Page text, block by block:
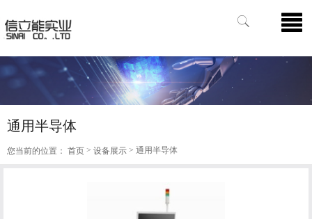
通用半导体
您当前的位置： 首页 > 设备展示 > 通用半导体